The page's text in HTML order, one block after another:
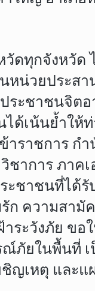
วัดทุกจังห
น่วยประ
ะชาชนจิต
ด้เน้นย้ำใ
าราชการ
าการ ภา
ะชาชนที่ไ
ก ความสา
ะวังภัย ข
ภัยในพื้นที่
ญเหตุ แล